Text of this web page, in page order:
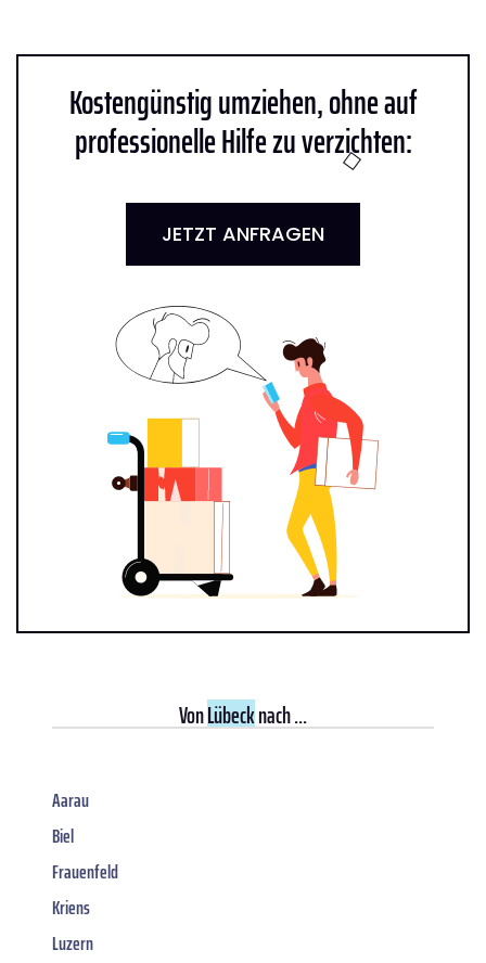
Kostengünstig umziehen, ohne auf
professionelle Hilfe zu verzichten:
JETZT ANFRAGEN
VonLübecknach ...
Aarau
Biel
Frauenfeld
Kriens
Luzern